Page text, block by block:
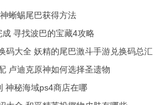
蜥蜴尾巴获得方法
寻找波巴的宝藏4攻略
码大全 妖精的尾巴激斗手游兑换码总汇
卢迪克原神如何选择圣遗物
神秘海域ps4商店在哪